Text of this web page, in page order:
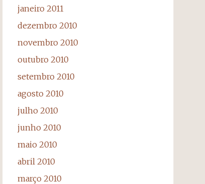
janeiro 2011
dezembro 2010
novembro 2010
outubro 2010
setembro 2010
agosto 2010
julho 2010
junho 2010
maio 2010
abril 2010
março 2010